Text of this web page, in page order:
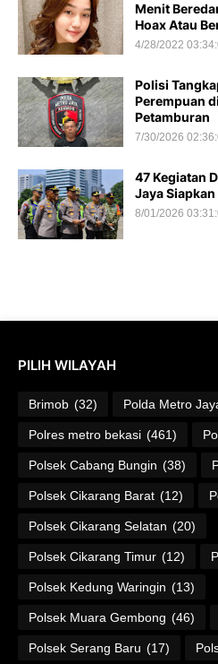
Menit
Hoax Atau
4/28/2022
Polisi
Perempuan
Petamburan
7/30/2026
47 Kegiatan
Jaya
8/01/2026
PILIH WILAYAH
Brimob (32) Polda Metro
Polres metro bekasi (461)
Polsek Cabang Bungin (38)
Polsek Cikarang Barat (12)
Polsek Cikarang Selatan (20)
Polsek Cikarang Timur (12)
Polsek Kedung Waringin (13)
Polsek Muara Gembong (46)
Polsek Serang Baru (17)